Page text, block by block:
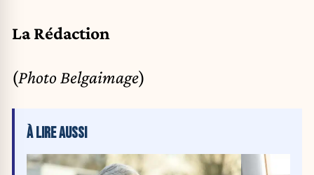
La Rédaction
(Photo Belgaimage)
À LIRE AUSSI